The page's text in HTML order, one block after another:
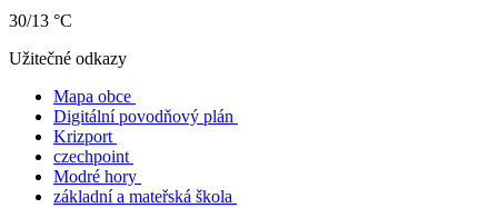
30/13 °C
Užitečné odkazy
Mapa obce
Digitální povodňový plán
Krizport
czechpoint
Modré hory
základní a mateřská škola